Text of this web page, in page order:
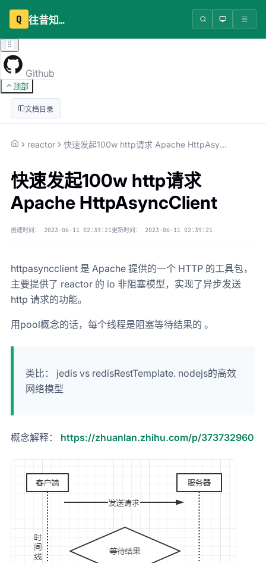
Q 往昔知识库
Github
顶部
文档目录
reactor 快速发起100w http请求 Apache HttpAsyncClient
快速发起100w http请求
Apache HttpAsyncClient
创建时间： 2023-06-11 02:39:21更新时间： 2023-06-11 02:39:21
httpasyncclient 是 Apache 提供的一个 HTTP 的工具包，
主要提供了 reactor 的 io 非阻塞模型，实现了异步发送
http 请求的功能。
用pool概念的话，每个线程是阻塞等待结果的 。
类比： jedis vs redisRestTemplate. nodejs的高效
网络模型
概念解释： https://zhuanlan.zhihu.com/p/373732960